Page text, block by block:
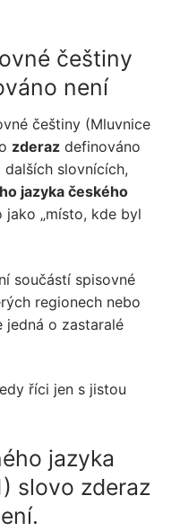
češtiny
není
češtiny (Mluvnice
zderaz definováno
dalších slovnících,
jazyka českého
jako „místo, kde byl
součástí spisovné
regionech nebo
jedná o zastaralé
říci jen s jistou
jazyka
slovo zderaz